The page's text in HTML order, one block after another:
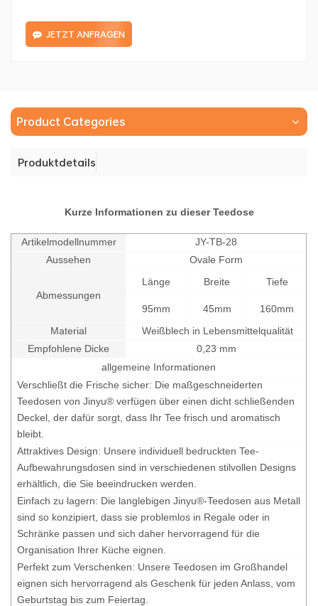
JETZT ANFRAGEN
Product Categories
Produktdetails
Kurze Informationen zu dieser Teedose
Artikelmodellnummer
JY-TB-28
Aussehen
Ovale Form
Abmessungen
Länge Breite Tiefe
95mm 45mm
160mm
Material
Weißblech in Lebensmittelqualität
Empfohlene Dicke
0,23 mm
allgemeine Informationen
Verschließt die Frische sicher: Die maßgeschneiderten
Teedosen von Jinyu® verfügen über einen dicht schließenden
Deckel, der dafür sorgt, dass Ihr Tee frisch und aromatisch
bleibt.
Attraktives Design: Unsere individuell bedruckten Tee-
Aufbewahrungsdosen sind in verschiedenen stilvollen Designs
erhältlich, die Sie beeindrucken werden.
Einfach zu lagern: Die langlebigen Jinyu®-Teedosen aus Metall
sind so konzipiert, dass sie problemlos in Regale oder in
Schränke passen und sich daher hervorragend für die
Organisation Ihrer Küche eignen.
Perfekt zum Verschenken: Unsere Teedosen im Großhandel
eignen sich hervorragend als Geschenk für jeden Anlass, vom
Geburtstag bis zum Feiertag.